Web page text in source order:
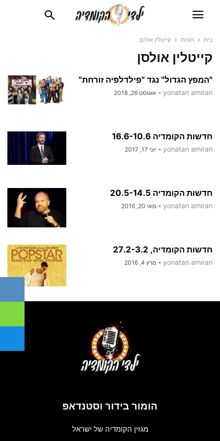
בית תגיות קייטלין אולסן
קייטלין אולסן
"המפץ הגדול" נגד "פילדלפיה זורחת"
yonatan amiran
- אוגוסט 26, 2018
חדשות הקומדיה 16.6-10.6
yonatan amiran
- יוני 17, 2017
חדשות הקומדיה 20.5-14.5
yonatan amiran
- מאי 20, 2016
חדשות הקומדיה, 27.2-3.2
yonatan amiran
- מרץ 4, 2016
הומור בידור וסטנדאפ
מגזין הקומדיה של ישראל